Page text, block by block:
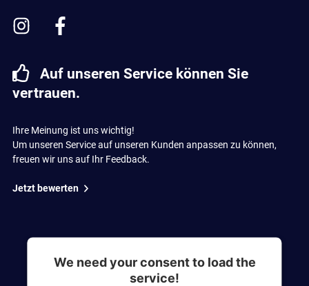
Auf unseren Service können Sie
vertrauen.
Ihre Meinung ist uns wichtig!
Um unseren Service auf unseren Kunden anpassen zu können,
freuen wir uns auf Ihr Feedback.
Jetzt bewerten
We need your consent to load the
service!